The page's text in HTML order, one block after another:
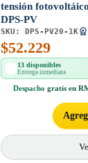
tensión
DPS-PV
SKU: DPS-PV20-1K
$52.229
13 disponibles
Entrega inmediata
Despacho gratis en